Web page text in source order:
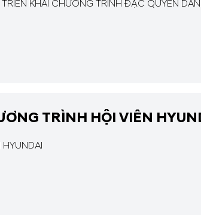
KHAI CHƯƠNG TRÌNH ĐẶC QUYỀN
TRÌNH HỘI VIÊN